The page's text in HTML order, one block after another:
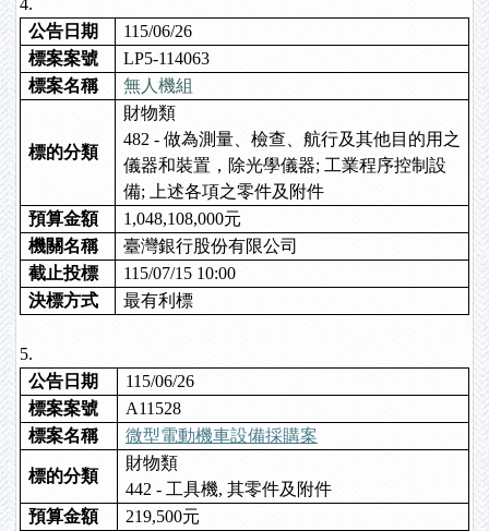
4.
公告日期
115/06/26
標案案號
LP5-114063
標案名稱
無人機組
標的分類
財物類
482 - 做為測量、檢查、航行及其他目的用之
儀器和裝置，除光學儀器; 工業程序控制設
備; 上述各項之零件及附件
預算金額
1,048,108,000元
機關名稱
臺灣銀行股份有限公司
截止投標
115/07/15 10:00
決標方式
最有利標
5.
公告日期
115/06/26
標案案號
A11528
標案名稱
微型電動機車設備採購案
標的分類
財物類
442 - 工具機, 其零件及附件
預算金額
219,500元